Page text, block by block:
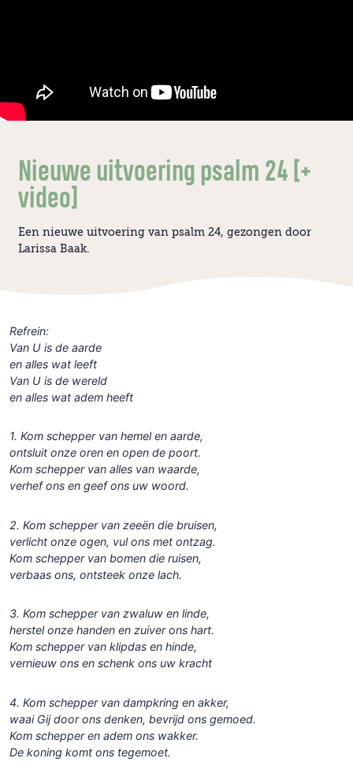
Nieuwe uitvoering psalm 24 [+
video]
Een nieuwe uitvoering van psalm 24, gezongen door
Larissa Baak.
Refrein:
Van U is de aarde
en alles wat leeft
Van U is de wereld
en alles wat adem heeft
1. Kom schepper van hemel en aarde,
ontsluit onze oren en open de poort.
Kom schepper van alles van waarde,
verhef ons en geef ons uw woord.
2. Kom schepper van zeeën die bruisen,
verlicht onze ogen, vul ons met ontzag.
Kom schepper van bomen die ruisen,
verbaas ons, ontsteek onze lach.
3. Kom schepper van zwaluw en linde,
herstel onze handen en zuiver ons hart.
Kom schepper van klipdas en hinde,
vernieuw ons en schenk ons uw kracht
4. Kom schepper van dampkring en akker,
waai Gij door ons denken, bevrijd ons gemoed.
Kom schepper en adem ons wakker.
De koning komt ons tegemoet.